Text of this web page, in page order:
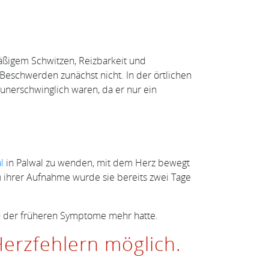
Schwitzen, Reizbarkeit und
zunächst nicht. In der örtlichen
waren, da er nur ein
in Palwal zu wenden, mit dem Herz bewegt
Aufnahme wurde sie bereits zwei Tage
früheren Symptome mehr hatte.
möglich.